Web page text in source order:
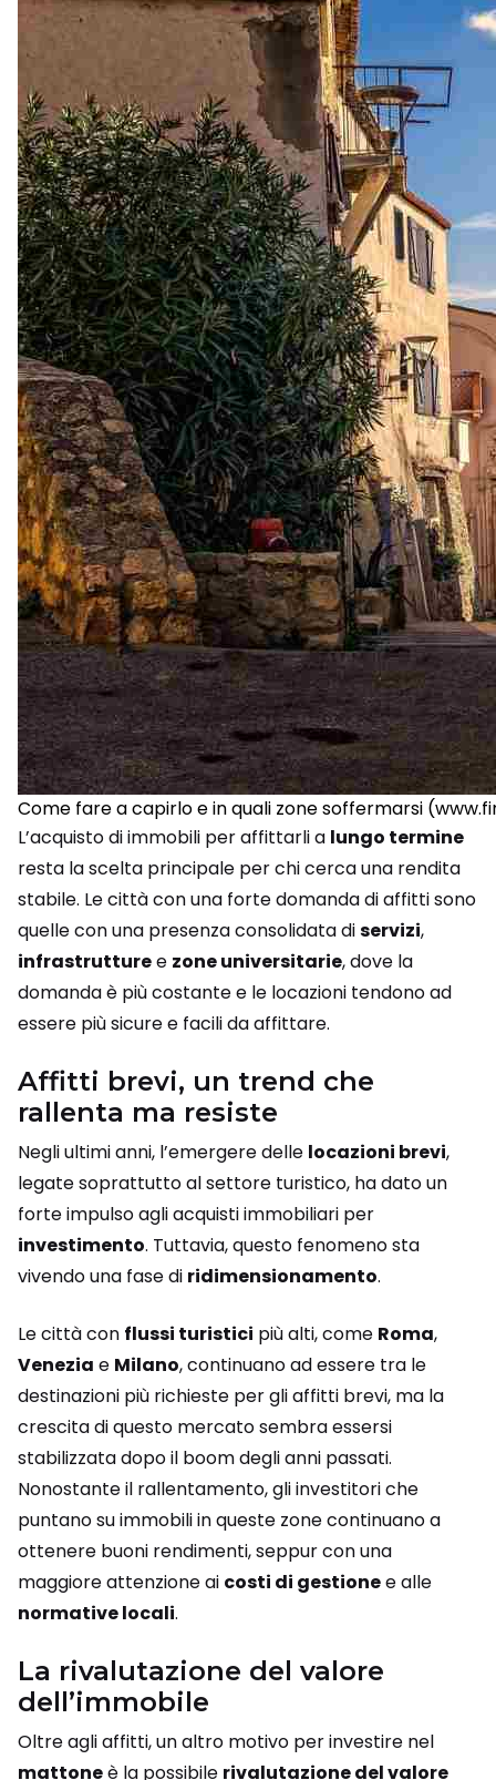
Come fare a capirlo e in quali zone soffermarsi
L’acquisto di immobili per affittarli a lungo termine
resta la scelta principale per chi cerca una rendita
stabile. Le città con una forte domanda di affitti sono
quelle con una presenza consolidata diservizi,
infrastrutturee zone universitarie, dove la
domanda è più costante e le locazioni tendono ad
essere più sicure e facili da affittare.
Affitti brevi, un trend che
rallenta ma resiste
Negli ultimi anni, l’emergere delle locazioni brevi,
legate soprattutto al settore turistico, ha dato un
forte impulso agli acquisti immobiliari per
investimento. Tuttavia, questo fenomeno sta
vivendo una fase di ridimensionamento.
Le città con flussi turistici più alti, come Roma,
Venezia e Milano, continuano ad essere tra le
destinazioni più richieste per gli affitti brevi, ma la
crescita di questo mercato sembra essersi
stabilizzata dopo il boom degli anni passati.
Nonostante il rallentamento, gli investitori che
puntano su immobili in queste zone continuano a
ottenere buoni rendimenti, seppur con una
maggiore attenzione ai costi di gestionee alle
normative locali.
La rivalutazione del valore
dell’immobile
Oltre agli affitti, un altro motivo per investire nel
mattoneè la possibile rivalutazione del valore